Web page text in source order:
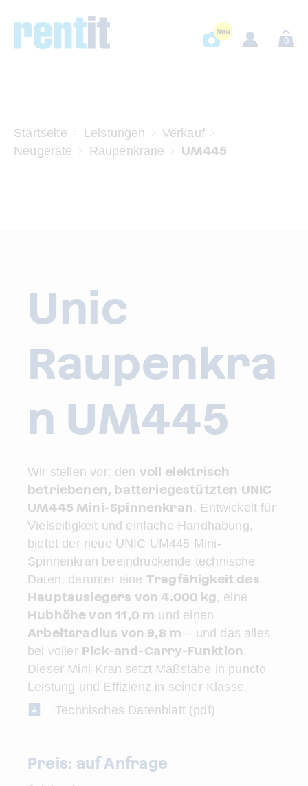
0
Startseite Leistungen
Verkauf
Neugeräte
Raupenkrane UM445
Unic
Raupenkra
n UM445
Wir stellen vor: den voll elektrisch
betriebenen, batteriegestützten UNIC
UM445 Mini-Spinnenkran . Entwickelt für
Vielseitigkeit und einfache Handhabung,
bietet der neue UNIC UM445 Mini-
Spinnenkran beeindruckende technische
Daten, darunter eine Tragfähigkeit des
Hauptauslegers von 4.000 kg, eine
Hubhöhe von 11,0 m und einen
Arbeitsradius von 9,8 m – und das alles
bei voller Pick-and-Carry-Funktion .
Dieser Mini-Kran setzt Maßstäbe in puncto
Leistung und Effizienz in seiner Klasse.
Technisches Datenblatt (pdf)
Preis: auf Anfrage